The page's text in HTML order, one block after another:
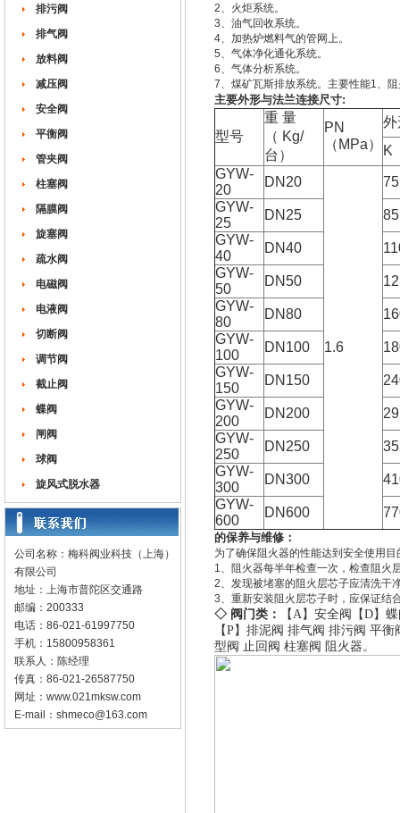
排污阀
排气阀
放料阀
减压阀
安全阀
平衡阀
管夹阀
柱塞阀
隔膜阀
旋塞阀
疏水阀
电磁阀
电液阀
切断阀
调节阀
截止阀
蝶阀
闸阀
球阀
旋风式脱水器
公司名称：梅科阀业科技（上海）
有限公司
地址：上海市普陀区交通路
邮编：200333
电话：86-021-61997750
手机：15800958361
联系人：陈经理
传真：86-021-26587750
网址： www.021mksw.com
E-mail： shmeco@163.com
2、火炬系统。
3、油气回收系统。
4、加热炉燃料气的管网上。
5、气体净化通化系统。
6、气体分析系统。
7、煤矿瓦斯排放系统。主要性能1、
主要外形与法兰连接尺寸:
型号
重 量
（ Kg/
台）
PN
（MPa）
外
K
GYW-
20
DN20
1.6
75
GYW-
25
DN25
85
GYW-
40
DN40
GYW-
50
DN50
GYW-
80
DN80
GYW-
100
DN100
GYW-
150
DN150
GYW-
200
DN200
GYW-
250
DN250
GYW-
300
DN300
GYW-
600
DN600
的保养与维修：
为了确保阻火器的性能达到安全使用
1、阻火器每半年检查一次，检查阻火
2、发现被堵塞的阻火层芯子应清洗干
3、重新安装阻火层芯子时，应保证结
◇ 阀门类： 【A】 安全阀 【D】
【P】 排泥阀 排气阀 排污阀 平衡
型阀 止回阀 柱塞阀 阻火器。